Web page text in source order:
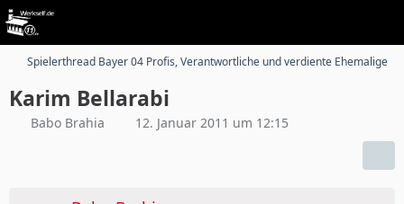
Spielerthread Bayer 04 Profis, Verantwortliche und verdiente Ehemalige
Karim Bellarabi
Babo Brahia 12. Januar 2011 um 12:15